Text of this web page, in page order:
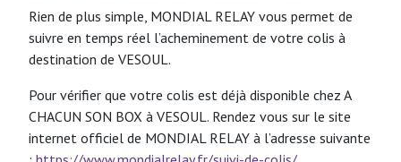
Rien de plus simple, MONDIAL RELAY vous permet de
suivre en temps réel l’acheminement de votre colis à
destination de VESOUL.
Pour vérifier que votre colis est déjà disponible chez A
CHACUN SON BOX à VESOUL. Rendez vous sur le site
internet officiel de MONDIAL RELAY à l’adresse suivante